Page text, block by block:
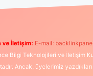
ve İletişim: E-mail:
Bilgi Teknolojileri ve İletişim
Ancak, üyelerimiz